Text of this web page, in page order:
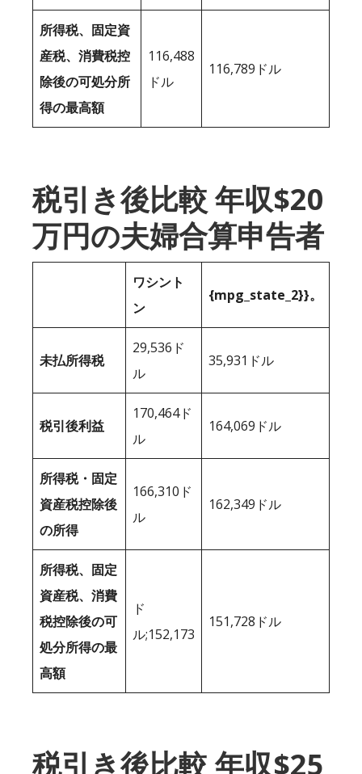
所得税、固定資
産税、消費税控
除後の可処分所
得の最高額
116,488
ドル
116,789ドル
税引き後比較 年収$20
万円の夫婦合算申告者
ワシント
ン
{mpg_state_2}}。
未払所得税
29,536ド
ル
35,931ドル
税引後利益
170,464ド
ル
164,069ドル
所得税・固定
資産税控除後
の所得
166,310ド
ル
162,349ドル
所得税、固定
資産税、消費
税控除後の可
処分所得の最
高額
ド
ル;152,173
151,728ドル
税引き後比較 年収$25